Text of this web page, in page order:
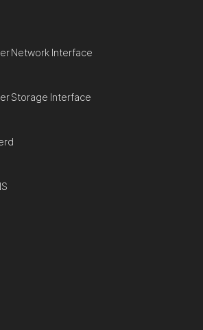
Network Interface
Storage Interface